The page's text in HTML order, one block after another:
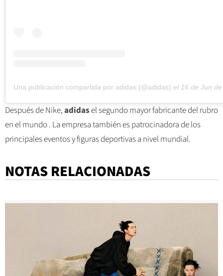
Una publicación compartida por adidas (@adidas) el 16 de Jun de 2018 a
Después de Nike,adidas el segundo mayor fabricante del rubro
en el mundo . La empresa también es patrocinadora de los
principales eventos y figuras deportivas a nivel mundial.
NOTAS RELACIONADAS